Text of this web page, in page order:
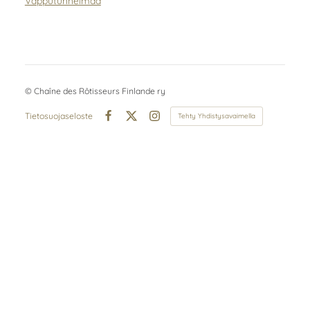
© Chaîne des Rôtisseurs Finlande ry
Tietosuojaseloste
Instagram
Tehty Yhdistysavaimella